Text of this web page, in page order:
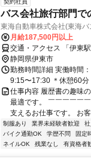
契約社員
バス会社旅行部門で
東海自動車株式会社(東海
月給187,500円以上
交通・アクセス 「伊東
静岡県伊東市
勤務時間詳細 実働時間
9:15〜17:30 ＊休憩60分
仕事内容 履歴書の趣味
最適です。 ￣￣￣￣￣
支えるお仕事です。 お
制服あり 業界未経験者歓迎
バイク通勤OK
学歴不問 固定
ネイルOK
残業なし 有資格者